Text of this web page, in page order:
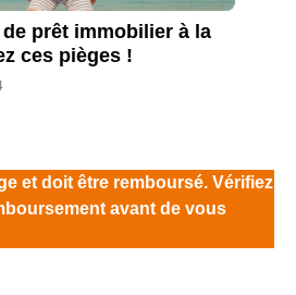
de prêt immobilier à la
ces pièges !
et doit être remboursé. Vérifiez
avant de vous